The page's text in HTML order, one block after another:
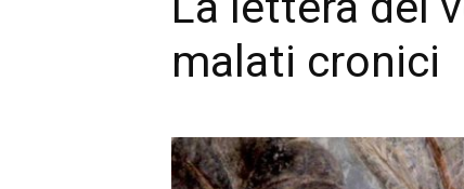
malati cronici